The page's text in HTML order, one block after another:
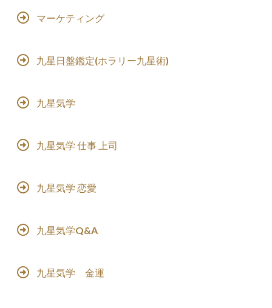
マーケティング
九星日盤鑑定(ホラリー九星術)
九星気学
九星気学 仕事 上司
九星気学 恋愛
九星気学Q&A
九星気学 金運